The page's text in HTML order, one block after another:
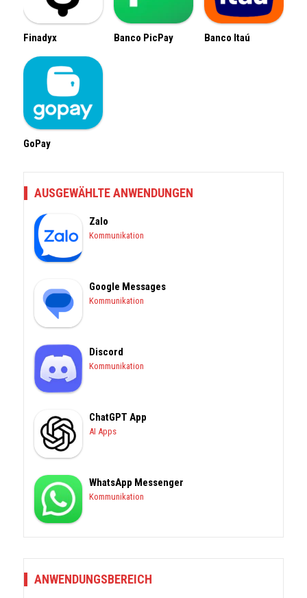
Finadyx Banco PicPay Banco Itaú
GoPay
AUSGEWÄHLTE ANWENDUNGEN
Zalo
Kommunikation
Google Messages
Kommunikation
Discord
Kommunikation
ChatGPT App
AI Apps
WhatsApp Messenger
Kommunikation
ANWENDUNGSBEREICH